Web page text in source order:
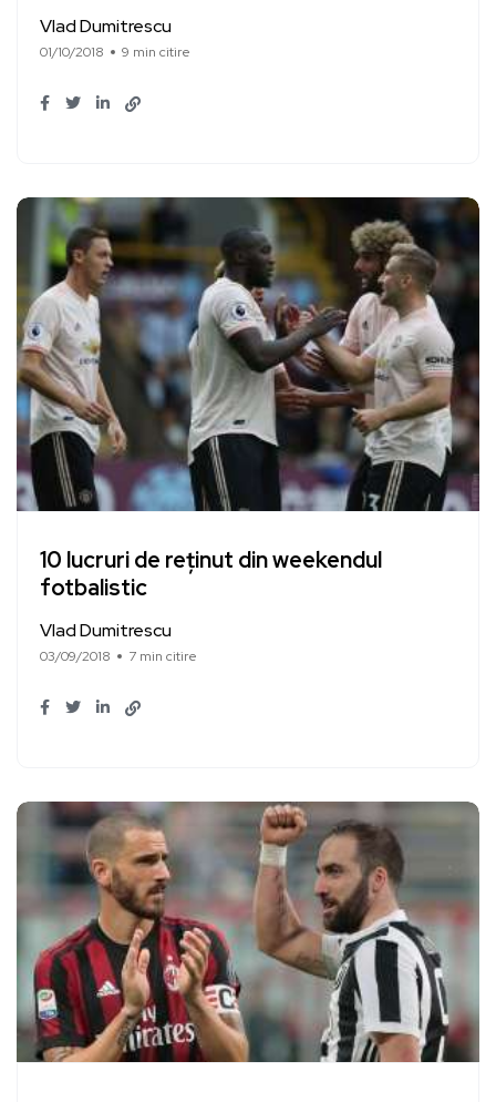
Vlad Dumitrescu
01/10/2018 9 min citire
10 lucruri de reținut din weekendul
fotbalistic
Vlad Dumitrescu
03/09/2018 7 min citire